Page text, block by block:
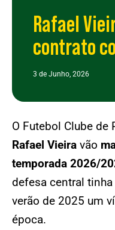
Rafael
contrato
3 de Junho, 2026
O Futebol Clube de
Rafael Vieira vão
temporada 2026/
defesa central
verão de 2025 um
época.